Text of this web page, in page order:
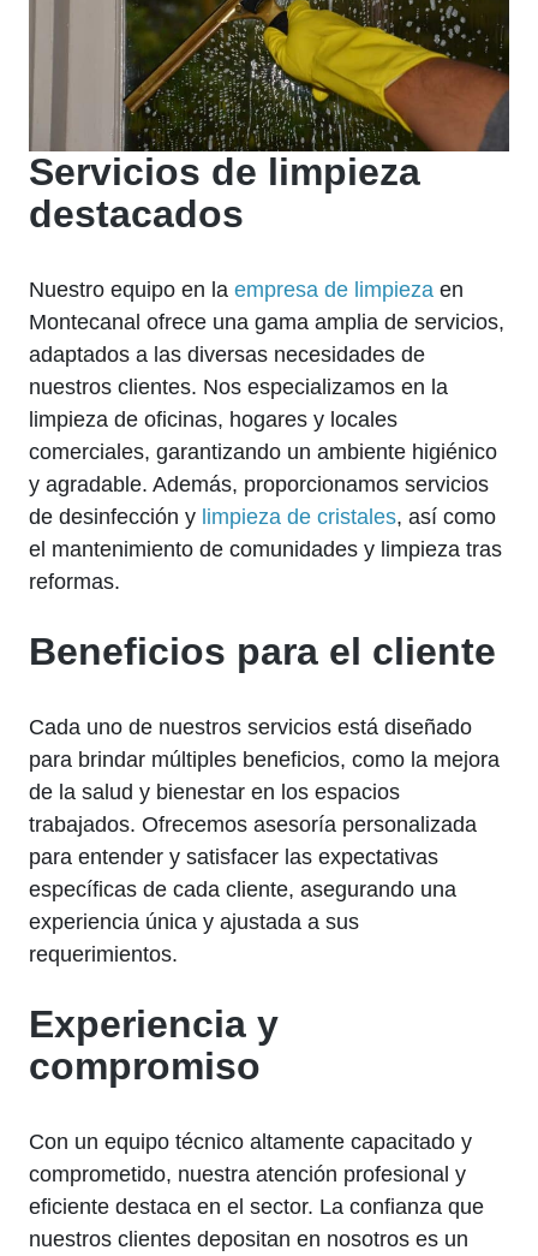
Servicios de limpieza
destacados
Nuestro equipo en la empresa de limpieza en
Montecanal ofrece una gama amplia de servicios,
adaptados a las diversas necesidades de
nuestros clientes. Nos especializamos en la
limpieza de oficinas, hogares y locales
comerciales, garantizando un ambiente higiénico
y agradable. Además, proporcionamos servicios
de desinfección y limpieza de cristales, así como
el mantenimiento de comunidades y limpieza tras
reformas.
Beneficios para el cliente
Cada uno de nuestros servicios está diseñado
para brindar múltiples beneficios, como la mejora
de la salud y bienestar en los espacios
trabajados. Ofrecemos asesoría personalizada
para entender y satisfacer las expectativas
específicas de cada cliente, asegurando una
experiencia única y ajustada a sus
requerimientos.
Experiencia y
compromiso
Con un equipo técnico altamente capacitado y
comprometido, nuestra atención profesional y
eficiente destaca en el sector. La confianza que
nuestros clientes depositan en nosotros es un